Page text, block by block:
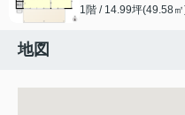
1階 / 14.99坪(49.58
地図